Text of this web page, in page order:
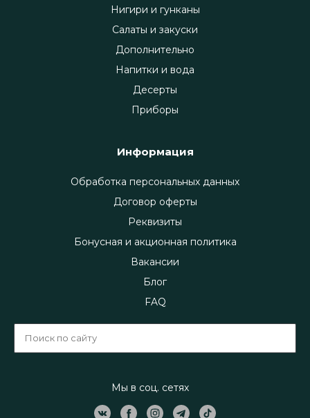
Нигири и гунканы
Салаты и закуски
Дополнительно
Напитки и вода
Десерты
Приборы
Информация
Обработка персональных данных
Договор оферты
Реквизиты
Бонусная и акционная политика
Вакансии
Блог
FAQ
Мы в соц. сетях